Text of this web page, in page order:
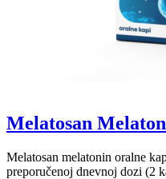
Melatosan
Melatosan melatonin oralne
preporučenoj dnevnoj dozi (2